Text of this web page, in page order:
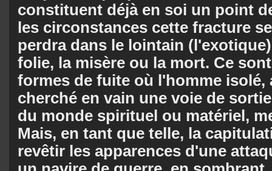
constituent déjà en soi un point
les circonstances cette fracture
perdra dans le lointain
folie, la misère ou la mort. Ce
formes de fuite où l'homme isolé,
cherché en vain une voie de
du monde spirituel ou matériel,
Mais, en tant que telle, la
revêtir les apparences d'une